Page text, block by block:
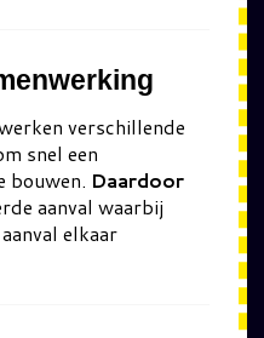
verschillende
snel een
bouwen. Daardoor
aanval waarbij
elkaar